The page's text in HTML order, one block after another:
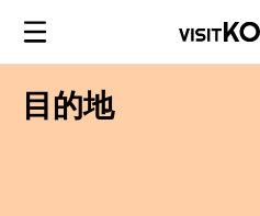
目的地